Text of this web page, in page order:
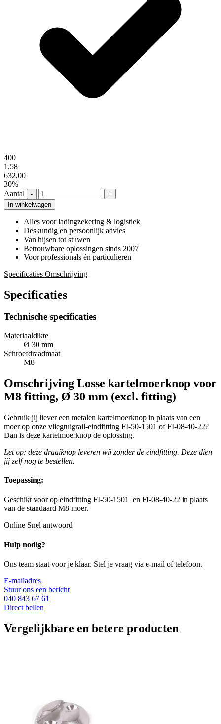
400
1,58
632,00
30%
Aantal
-
+
In winkelwagen
Alles voor ladingzekering & logistiek
Deskundig en persoonlijk advies
Van hijsen tot stuwen
Betrouwbare oplossingen sinds 2007
Voor professionals én particulieren
Specificaties Omschrijving
Specificaties
Technische specificaties
Materiaaldikte
Ø 30 mm
Schroefdraadmaat
M8
Omschrijving Losse kartelmoerknop voor
M8 fitting, Ø 30 mm (excl. fitting)
Gebruik jij liever een metalen kartelmoerknop in plaats van een
moer op onze vliegtuigrail-eindfitting FI-50-1501 of FI-08-40-22?
Dan is deze kartelmoerknop de oplossing.
Let op: deze draaiknop leveren wij zonder de eindfitting. Deze dien
jij zelf nog te bestellen.
Toepassing:
Geschikt voor op eindfitting FI-50-1501 en FI-08-40-22 in plaats
van de standaard M8 moer.
Online Snel antwoord
Hulp nodig?
Ons team staat voor je klaar. Stel je vraag via e-mail of telefoon.
E-mailadres
Stuur ons een bericht
040 843 67 61
Direct bellen
Vergelijkbare en betere producten